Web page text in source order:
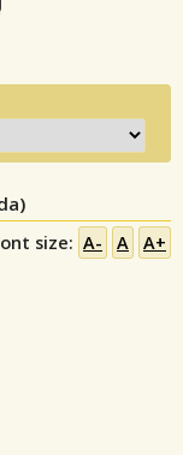
size: A- A A+